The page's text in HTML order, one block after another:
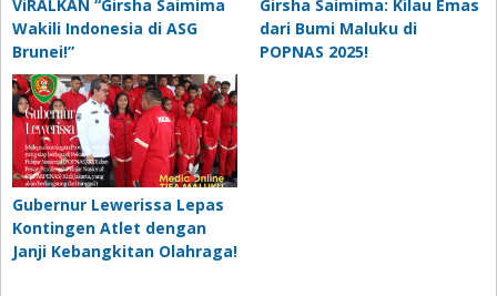
ViRALKAN “Girsha Saimima
Wakili Indonesia di ASG
Brunei!”
Girsha Saimima: Kilau Emas
dari Bumi Maluku di
POPNAS 2025!
Gubernur Lewerissa Lepas
Kontingen Atlet dengan
Janji Kebangkitan Olahraga!